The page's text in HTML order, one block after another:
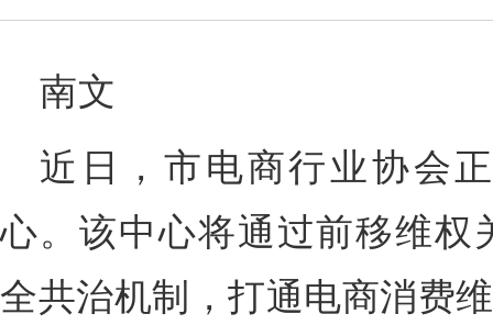
南文
近日，市电商行业协会
心。该中心将通过前移维权
全共治机制，打通电商消费